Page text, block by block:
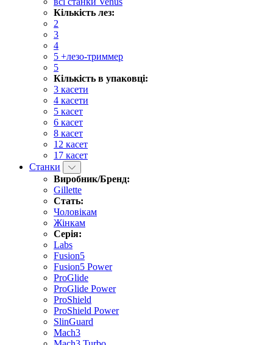
Кількість лез:
2
3
4
5 +лезо-триммер
5
Кількість в упаковці:
3 касети
4 касети
5 касет
6 касет
8 касет
12 касет
17 касет
Станки
Виробник/Бренд:
Gillette
Стать:
Чоловікам
Жінкам
Серія:
Labs
Fusion5
Fusion5 Power
ProGlide
ProGlide Power
ProShield
ProShield Power
SlinGuard
Mach3